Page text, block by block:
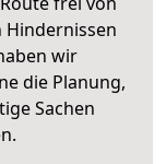
wir
die Planung,
Sachen